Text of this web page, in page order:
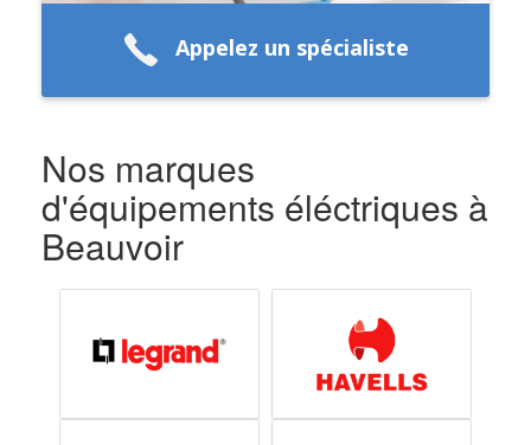
Appelez un spécialiste
Nos marques
d'équipements éléctriques à
Beauvoir